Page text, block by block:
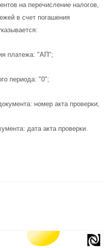
на перечисление налогов,
в счет погашения
платежа: "АП";
периода: "0";
номер акта проверки;
дата акта проверки.